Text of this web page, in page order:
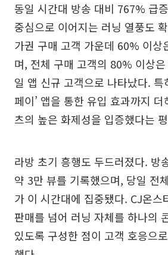
동일 시간대 방송 대비 767% 급
중심으로 이어지는 러닝 열풍도
가권 구매 고객 가운데 60% 이상
며, 전체 구매 고객의 80% 이상
일 앱 신규 고객으로 나타났다. 특
페이’ 앱을 통한 유입 효과까지
츠의 높은 화제성을 입증했다는
라방 초기 흥행도 두드러졌다. 방
약 3만 뷰를 기록했으며, 당일 전
가 이 시간대에 집중됐다. CJ온스
판매를 넘어 러닝 자체를 하나의
있도록 구성한 점이 고객 호응으